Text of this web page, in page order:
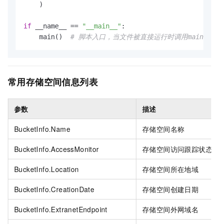
    )
if __name__ == "__main__" :
    main()
# 脚本入口，当文件被直接运行时调用main函数
常用存储空间信息列表
参数 描述
BucketInfo.Name 存储空间名称
BucketInfo.AccessMonitor 存储空间访问跟踪状态
BucketInfo.Location 存储空间所在地域
BucketInfo.CreationDate 存储空间创建日期
BucketInfo.ExtranetEndpoint 存储空间外网域名